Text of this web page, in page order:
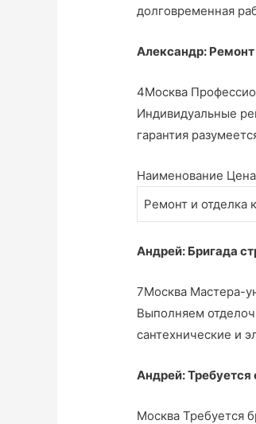
долговременная
Александр: Ремонт
4Москва
Индивидуальные
гарантия
Наименование
Ремонт и отделка
Андрей: Бригада
7Москва Мастера-
Выполняем
сантехнические и
Андрей: Требуется
Москва Требуется